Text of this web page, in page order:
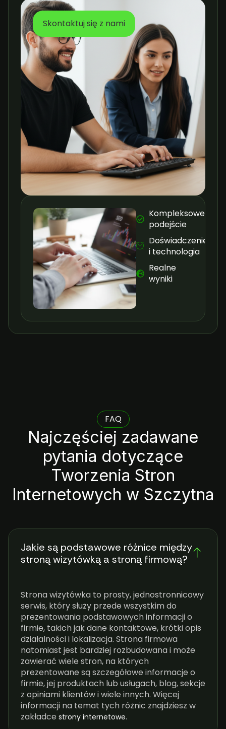
Skontaktuj się z nami
Kompleksowe
podejście
Doświadczenie
i technologia
Realne
wyniki
FAQ
Najczęściej zadawane
pytania dotyczące
Tworzenia Stron
Internetowych w Szczytna
Jakie są podstawowe różnice między
stroną wizytówką a stroną firmową?
Strona wizytówka to prosty, jednostronnicowy
serwis, który służy przede wszystkim do
prezentowania podstawowych informacji o
firmie, takich jak dane kontaktowe, krótki opis
działalności i lokalizacja. Strona firmowa
natomiast jest bardziej rozbudowana i może
zawierać wiele stron, na których
prezentowane są szczegółowe informacje o
firmie, jej produktach lub usługach, blog, sekcje
z opiniami klientów i wiele innych. Więcej
informacji na temat tych różnic znajdziesz w
zakładce strony internetowe.